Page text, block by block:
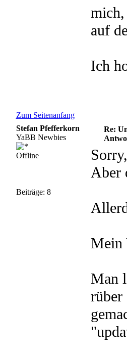
mich,
auf
Ich
Zum Seitenanfang
Stefan Pfefferkorn
YaBB Newbies
Offline
Beiträge: 8
Re:
Aber
Mein
Man
rüber